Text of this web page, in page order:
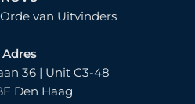
van Uitvinders
Adres
36 | Unit C3-48
Den Haag